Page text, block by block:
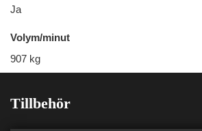
Ja
Volym/minut
907 kg
Tillbehör